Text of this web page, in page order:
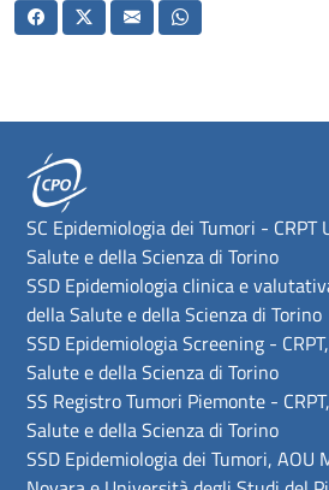
SC Epidemiologia dei Tumori - CRPT
Salute e della Scienza di Torino
SSD Epidemiologia clinica e
della Salute e della Scienza di Torino
SSD Epidemiologia Screening -
Salute e della Scienza di Torino
SS Registro Tumori Piemonte -
Salute e della Scienza di Torino
SSD Epidemiologia dei Tumori, AOU